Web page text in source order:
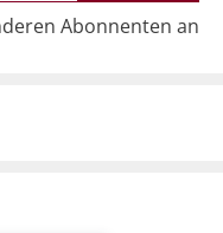
Abonnenten an